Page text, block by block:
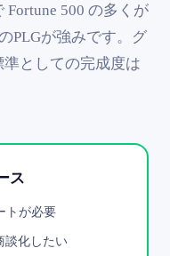
500 の多くが
PLGが強みです。グ
としての完成度は
ス
トが必要
談化したい